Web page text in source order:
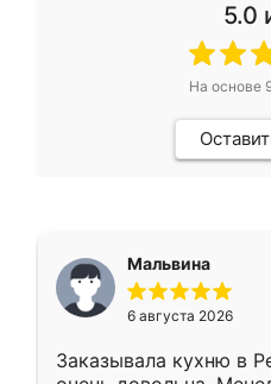
5.0
На основе
Мальвина
6 августа 2026
Заказывала кухню в